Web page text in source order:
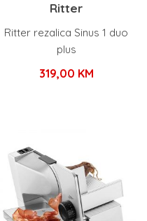
Ritter
Ritter rezalica Sinus 1 duo
plus
319,00 KM